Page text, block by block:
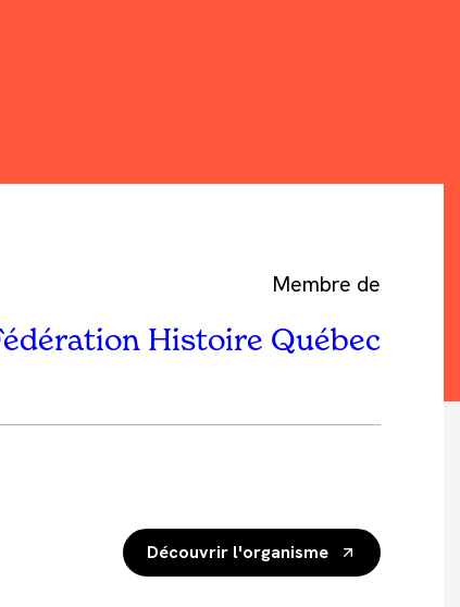
Membre de
Histoire Québec
Découvrir l'organisme